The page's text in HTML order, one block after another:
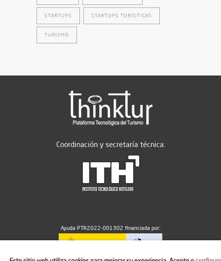
STARTUPS STARTUPS TURÍSTICAS
TURISMO
Coordinación y secretaría técnica:
Ayuda PTR2022-001302 financiada por: